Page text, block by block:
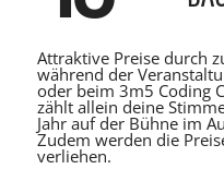
Attraktive Preise durch
während der
oder beim 3m5 Coding
zählt allein deine
Jahr auf der Bühne im
Zudem werden die
verliehen.